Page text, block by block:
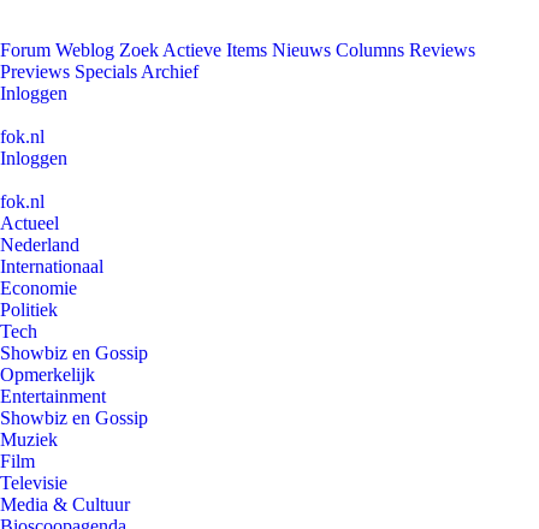
Forum Weblog Zoek Actieve Items Nieuws Columns Reviews
Previews Specials Archief
Inloggen
fok.nl
Inloggen
fok.nl
Actueel
Nederland
Internationaal
Economie
Politiek
Tech
Showbiz en Gossip
Opmerkelijk
Entertainment
Showbiz en Gossip
Muziek
Film
Televisie
Media & Cultuur